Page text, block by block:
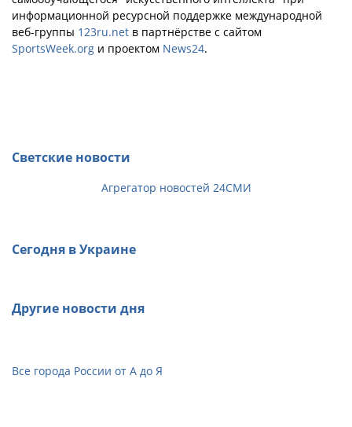
информационной ресурсной поддержке международной
веб-группы 123ru.net в партнёрстве с сайтом
SportsWeek.org и проектом News24.
Светские новости
Агрегатор новостей 24СМИ
Сегодня в Украине
Другие новости дня
Все города России от А до Я